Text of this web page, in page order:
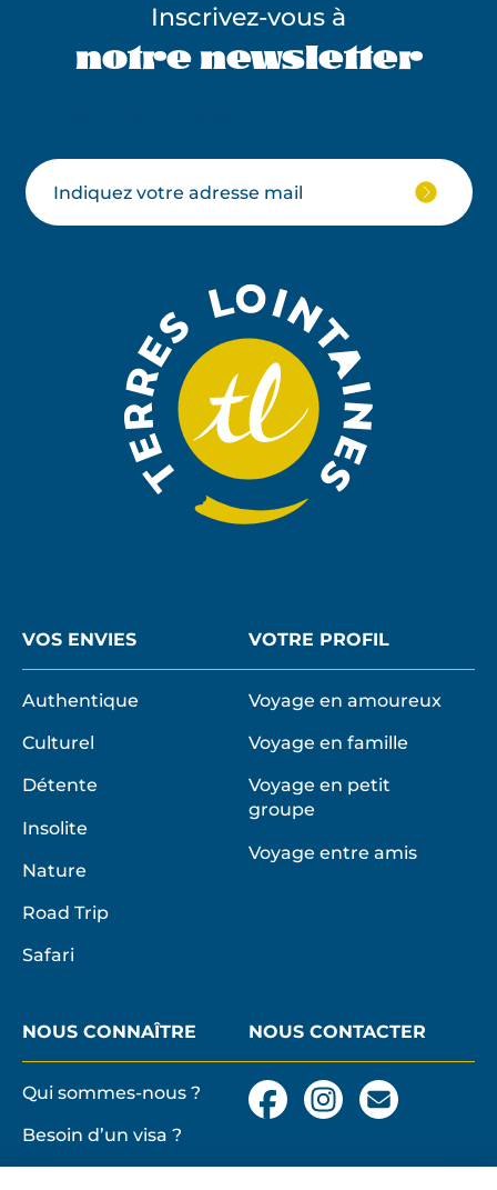
Inscrivez-vous à
notre newsletter
Votre
email
JE
VOS ENVIES
Authentique
Culturel
Détente
Insolite
Nature
Road Trip
Safari
VOTRE PROFIL
Voyage en amoureux
Voyage en famille
Voyage en petit
groupe
Voyage entre amis
NOUS CONNAÎTRE
Qui sommes-nous ?
Besoin d’un visa ?
NOUS CONTACTER
FacebookInstagram
Nous
contacter
email